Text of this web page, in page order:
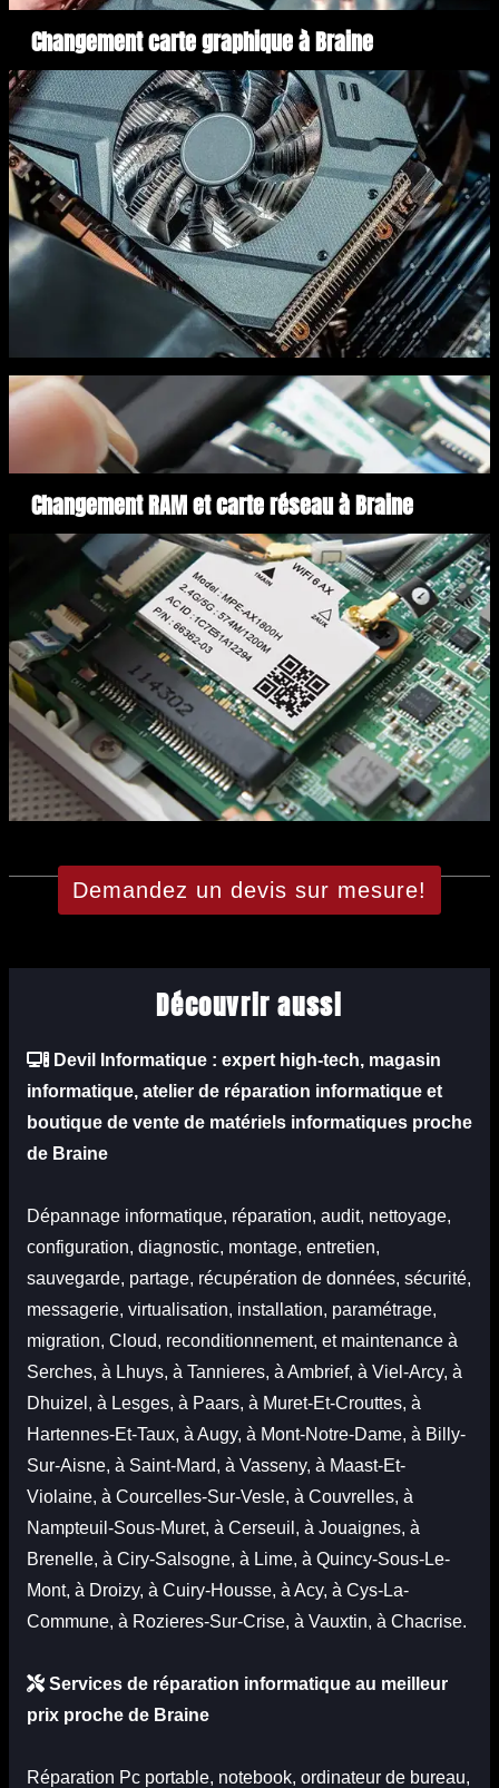
Changement carte graphique à Braine
Changement RAM et carte réseau à Braine
Demandez un devis sur mesure!
Découvrir aussi
Devil Informatique : expert high-tech, magasin
informatique, atelier de réparation informatique et
boutique de vente de matériels informatiques proche
de Braine
Dépannage informatique, réparation, audit, nettoyage,
configuration, diagnostic, montage, entretien,
sauvegarde, partage, récupération de données, sécurité,
messagerie, virtualisation, installation, paramétrage,
migration, Cloud, reconditionnement, et maintenance à
Serches, à Lhuys, à Tannieres, à Ambrief, à Viel-Arcy, à
Dhuizel, à Lesges, à Paars, à Muret-Et-Crouttes, à
Hartennes-Et-Taux, à Augy, à Mont-Notre-Dame, à Billy-
Sur-Aisne, à Saint-Mard, à Vasseny, à Maast-Et-
Violaine, à Courcelles-Sur-Vesle, à Couvrelles, à
Nampteuil-Sous-Muret, à Cerseuil, à Jouaignes, à
Brenelle, à Ciry-Salsogne, à Lime, à Quincy-Sous-Le-
Mont, à Droizy, à Cuiry-Housse, à Acy, à Cys-La-
Commune, à Rozieres-Sur-Crise, à Vauxtin, à Chacrise.
Services de réparation informatique au meilleur
prix proche de Braine
Réparation Pc portable, notebook, ordinateur de bureau,